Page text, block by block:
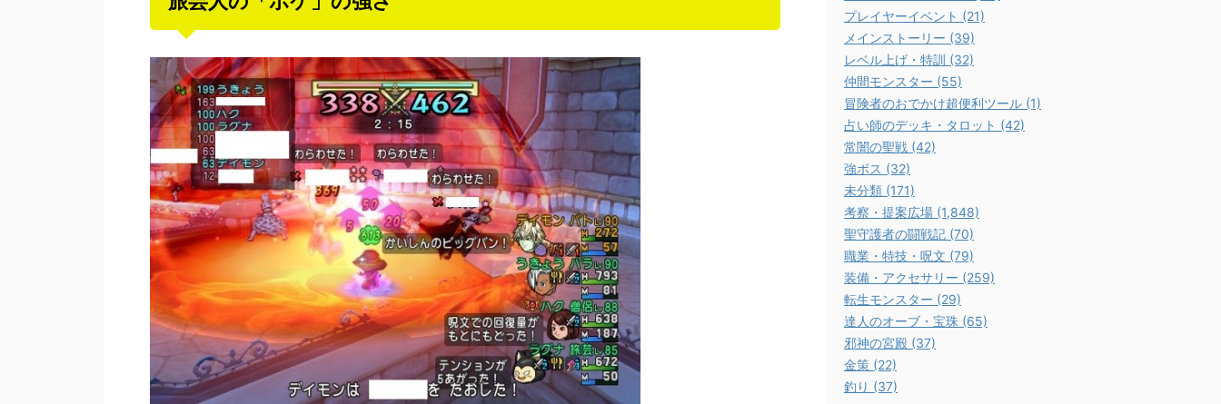
プレイヤーイベント (21)
メインストーリー (39)
レベル上げ・特訓 (32)
仲間モンスター (55)
冒険者のおでかけ超便利ツール (1)
占い師のデッキ・タロット (42)
常闇の聖戦 (42)
強ボス (32)
未分類 (171)
考察・提案広場 (1,848)
聖守護者の闘戦記 (70)
職業・特技・呪文 (79)
装備・アクセサリー (259)
転生モンスター (29)
達人のオーブ・宝珠 (65)
邪神の宮殿 (37)
金策 (22)
釣り (37)